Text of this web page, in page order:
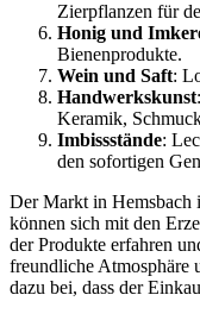
Zierpflanzen für
Honig und
Bienenprodukte.
Wein und Saft:
Handwerkskunst
Keramik,
Imbissstände:
den sofortigen
Der Markt in Hemsbach
können sich mit den
der Produkte erfahren
freundliche Atmosphäre
dazu bei, dass der